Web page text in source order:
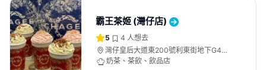
霸王茶姬 (灣仔店)
5 4 人想去
灣仔皇后大道東200號利東街地下G40-
41號舖及1樓F39A及F41A號舖
奶茶、茶飲、飲品店